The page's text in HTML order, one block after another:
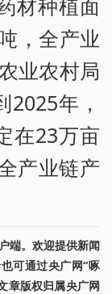
材种植面
，全产业
业农村局
年，
在23万亩
产业链产
端。欢迎提供新闻
可通过央广网“啄
章版权归属央广网